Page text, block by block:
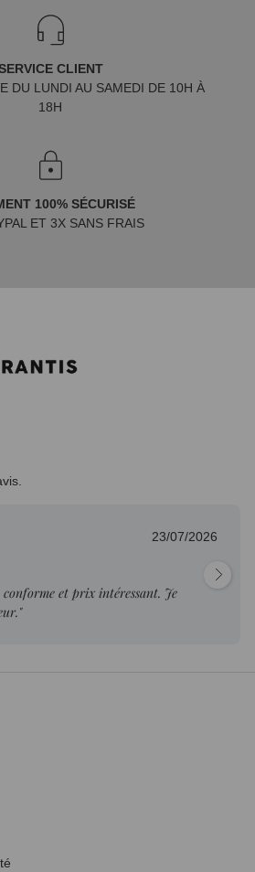
CLIENT
DU LUNDI AU SAMEDI DE 10H À
18H
100% SÉCURISÉ
ET 3X SANS FRAIS
23/07/2026
et prix intéressant. Je